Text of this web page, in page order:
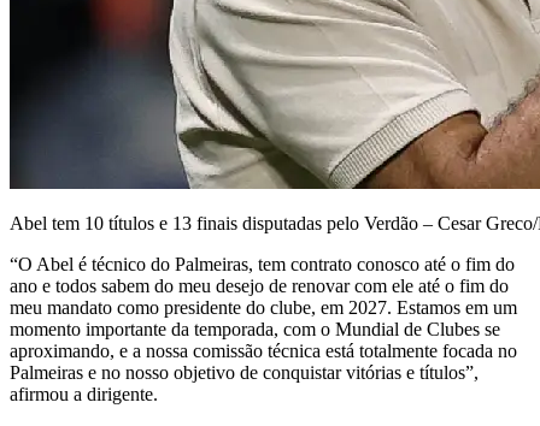
Abel tem 10 títulos e 13 finais disputadas pelo Verdão – Cesar
“O Abel é técnico do Palmeiras, tem contrato conosco até o fim do
ano e todos sabem do meu desejo de renovar com ele até o fim do
meu mandato como presidente do clube, em 2027. Estamos em um
momento importante da temporada, com o Mundial de Clubes se
aproximando, e a nossa comissão técnica está totalmente focada no
Palmeiras e no nosso objetivo de conquistar vitórias e títulos”,
afirmou a dirigente.